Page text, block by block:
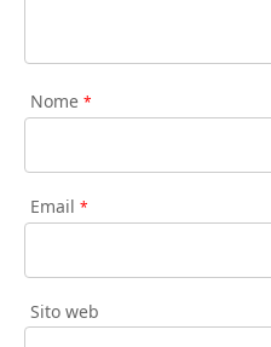
Nome *
Email *
Sito web